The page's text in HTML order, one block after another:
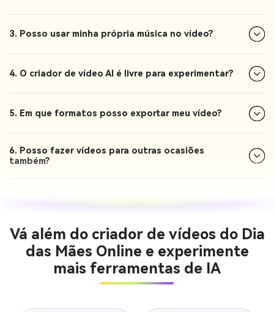
3. Posso usar minha própria música no vídeo?
4. O criador de vídeo AI é livre para experimentar?
5. Em que formatos posso exportar meu vídeo?
6. Posso fazer vídeos para outras ocasiões
também?
Vá além do criador de vídeos do Dia
das Mães Online e experimente
mais ferramentas de IA